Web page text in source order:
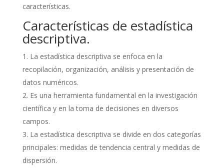
características.
Características de estadística
descriptiva.
La estadística descriptiva se enfoca en la
recopilación, organización, análisis y presentación de
datos numéricos.
Es una herramienta fundamental en la investigación
científica y en la toma de decisiones en diversos
campos.
La estadística descriptiva se divide en dos categorías
principales: medidas de tendencia central y medidas de
dispersión.